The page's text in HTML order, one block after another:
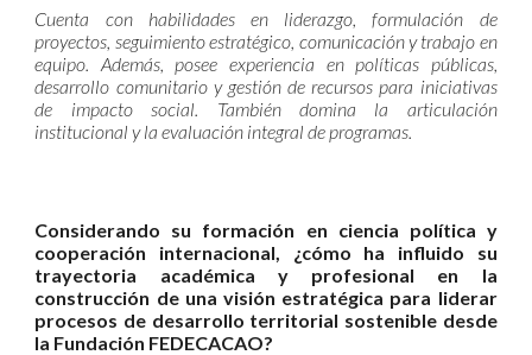
Cuenta con habilidades en liderazgo, formulación de
proyectos, seguimiento estratégico, comunicación y trabajo en
equipo. Además, posee experiencia en políticas públicas,
desarrollo comunitario y gestión de recursos para iniciativas
de impacto social. También domina la articulación
institucional y la evaluación integral de programas.
Considerando su formación en ciencia política y
cooperación internacional, ¿cómo ha influido su
trayectoria académica y profesional en la
construcción de una visión estratégica para liderar
procesos de desarrollo territorial sostenible desde
la Fundación FEDECACAO?